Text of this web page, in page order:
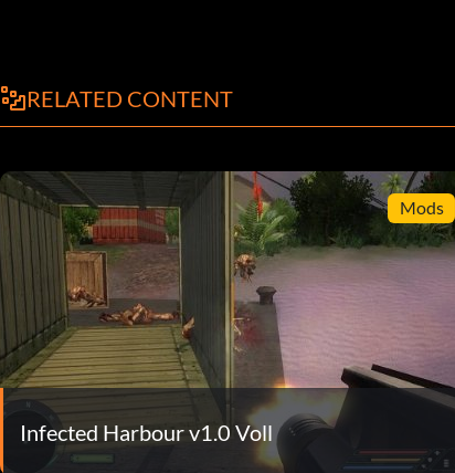
RELATED CONTENT
Mods
Infected Harbour v1.0 Voll